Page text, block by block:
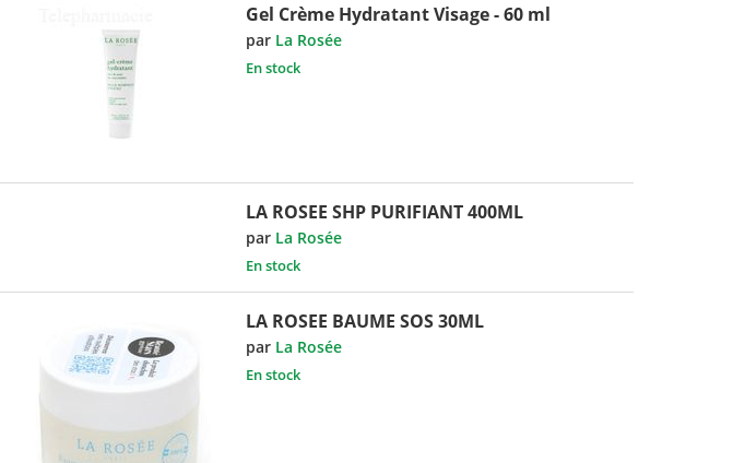
Gel Crème Hydratant Visage - 60 ml
par La Rosée
En stock
LA ROSEE SHP PURIFIANT 400ML
par La Rosée
En stock
LA ROSEE BAUME SOS 30ML
par La Rosée
En stock